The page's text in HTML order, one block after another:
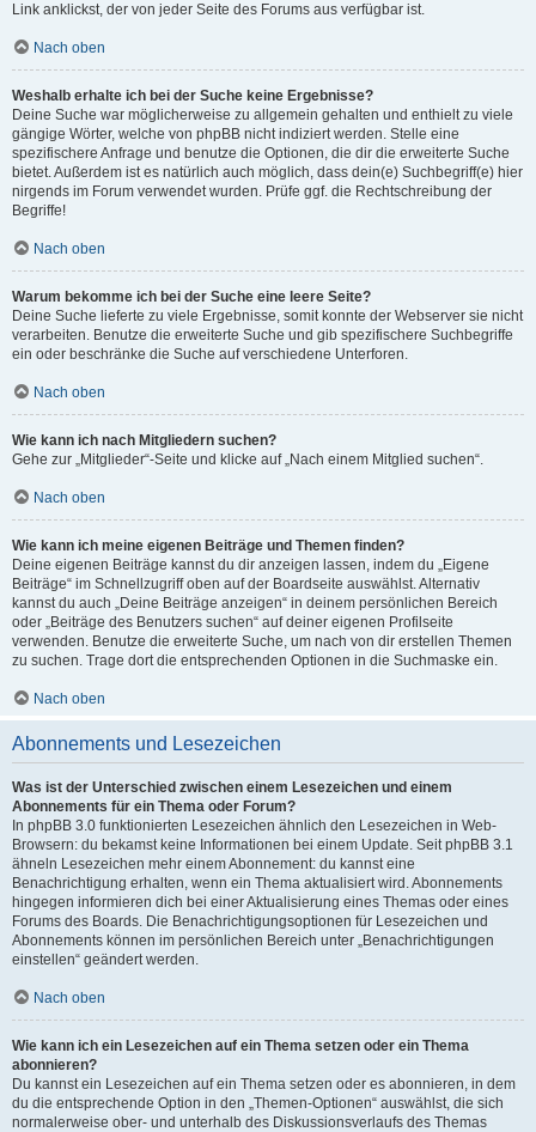
Link anklickst, der von jeder Seite des Forums aus verfügbar ist.
Nach oben
Weshalb erhalte ich bei der Suche keine Ergebnisse?
Deine Suche war möglicherweise zu allgemein gehalten und enthielt zu viele
gängige Wörter, welche von phpBB nicht indiziert werden. Stelle eine
spezifischere Anfrage und benutze die Optionen, die dir die erweiterte Suche
bietet. Außerdem ist es natürlich auch möglich, dass dein(e) Suchbegriff(e) hier
nirgends im Forum verwendet wurden. Prüfe ggf. die Rechtschreibung der
Begriffe!
Nach oben
Warum bekomme ich bei der Suche eine leere Seite?
Deine Suche lieferte zu viele Ergebnisse, somit konnte der Webserver sie nicht
verarbeiten. Benutze die erweiterte Suche und gib spezifischere Suchbegriffe
ein oder beschränke die Suche auf verschiedene Unterforen.
Nach oben
Wie kann ich nach Mitgliedern suchen?
Gehe zur „Mitglieder“-Seite und klicke auf „Nach einem Mitglied suchen“.
Nach oben
Wie kann ich meine eigenen Beiträge und Themen finden?
Deine eigenen Beiträge kannst du dir anzeigen lassen, indem du „Eigene
Beiträge“ im Schnellzugriff oben auf der Boardseite auswählst. Alternativ
kannst du auch „Deine Beiträge anzeigen“ in deinem persönlichen Bereich
oder „Beiträge des Benutzers suchen“ auf deiner eigenen Profilseite
verwenden. Benutze die erweiterte Suche, um nach von dir erstellen Themen
zu suchen. Trage dort die entsprechenden Optionen in die Suchmaske ein.
Nach oben
Abonnements und Lesezeichen
Was ist der Unterschied zwischen einem Lesezeichen und einem
Abonnements für ein Thema oder Forum?
In phpBB 3.0 funktionierten Lesezeichen ähnlich den Lesezeichen in Web-
Browsern: du bekamst keine Informationen bei einem Update. Seit phpBB 3.1
ähneln Lesezeichen mehr einem Abonnement: du kannst eine
Benachrichtigung erhalten, wenn ein Thema aktualisiert wird. Abonnements
hingegen informieren dich bei einer Aktualisierung eines Themas oder eines
Forums des Boards. Die Benachrichtigungsoptionen für Lesezeichen und
Abonnements können im persönlichen Bereich unter „Benachrichtigungen
einstellen“ geändert werden.
Nach oben
Wie kann ich ein Lesezeichen auf ein Thema setzen oder ein Thema
abonnieren?
Du kannst ein Lesezeichen auf ein Thema setzen oder es abonnieren, in dem
du die entsprechende Option in den „Themen-Optionen“ auswählst, die sich
normalerweise ober- und unterhalb des Diskussionsverlaufs des Themas